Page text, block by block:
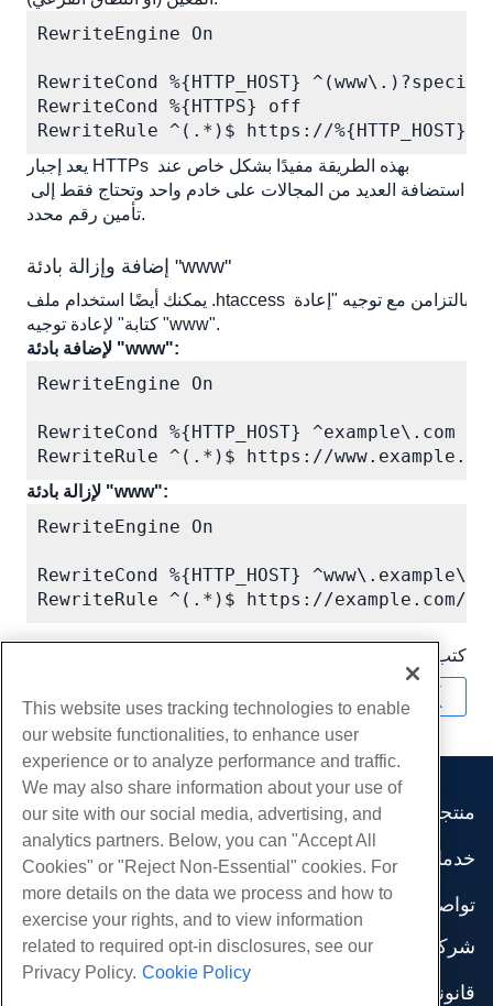
RewriteEngine On
RewriteCond %{HTTP_HOST}
RewriteCond %{HTTPS} off
RewriteRule ^(.*)$ https://
يعد إجبار HTTPs بهذه الطريقة مفيدًا بشكل خاص عند
تأمين رقم محدد.
إضافة وإزالة بادئة "www"
يمكنك أيضًا استخدام ملف .htaccess بالتزامن مع توجيه "إعادة
كتابة" لإعادة توجيه "www".
لإضافة بادئة "www":
RewriteEngine On
RewriteCond %{HTTP_HOST} ^example\.com
RewriteRule ^(.*)$ https://
لإزالة بادئة "www":
RewriteEngine On
RewriteCond %{HTTP_HOST}
RewriteRule ^(.*)$ https://example.com/$1
كتب بواسطة
منتجات
استضافة الموقع
استضافة الأعمال
موزع استضافة
موزع العلامة البيضاء
إدارة لينكس VPS
لينكس غير المدارة VPS
خدمات
هجرات الموقع
تواصل اجتماعي
وثائق المنتج
دروس
مدونة
شركة
قانوني
This website uses tracking technologies to enable
our website functionalities, to enhance user
experience or to analyze performance and traffic.
We may also share information about your use of
our site with our social media, advertising, and
analytics partners. Below, you can "Accept All
Cookies" or "Reject Non-Essential" cookies. For
more details on the data we process and how to
exercise your rights, and to view information
related to required opt-in disclosures, see our
Privacy Policy. Cookie Policy